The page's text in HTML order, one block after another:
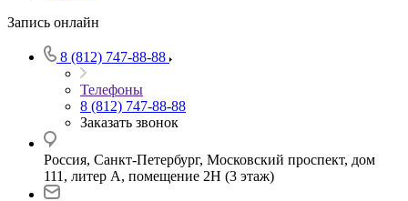
Запись онлайн
8 (812) 747-88-88
Телефоны
8 (812) 747-88-88
Заказать звонок
Россия, Санкт-Петербург, Московский проспект, дом
111, литер А, помещение 2Н (3 этаж)